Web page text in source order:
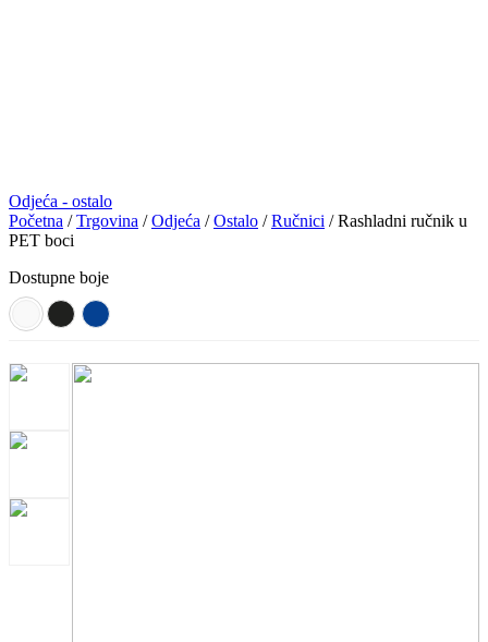
Odjeća - ostalo
Početna /Trgovina /Odjeća /Ostalo /Ručnici / Rashladni ručnik u
PET boci
Dostupne boje